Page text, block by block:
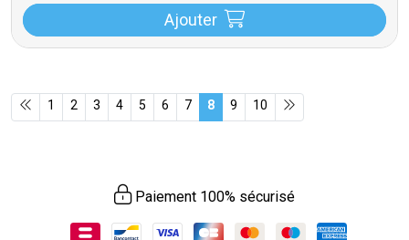
Ajouter
1 2 3 4 5 6 7 8 9 10
Paiement 100% sécurisé